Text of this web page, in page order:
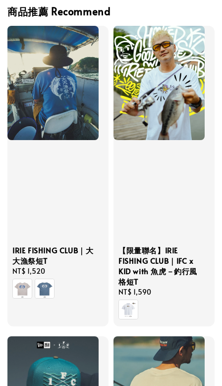
商品推薦 Recommend
IRIE FISHING CLUB｜大
大漁祭短T
Regular
price
NT$ 1,520
【限量聯名】IRIE
FISHING CLUB｜IFC x
KID with 魚虎－釣行風
格短T
Regular
price
NT$ 1,590